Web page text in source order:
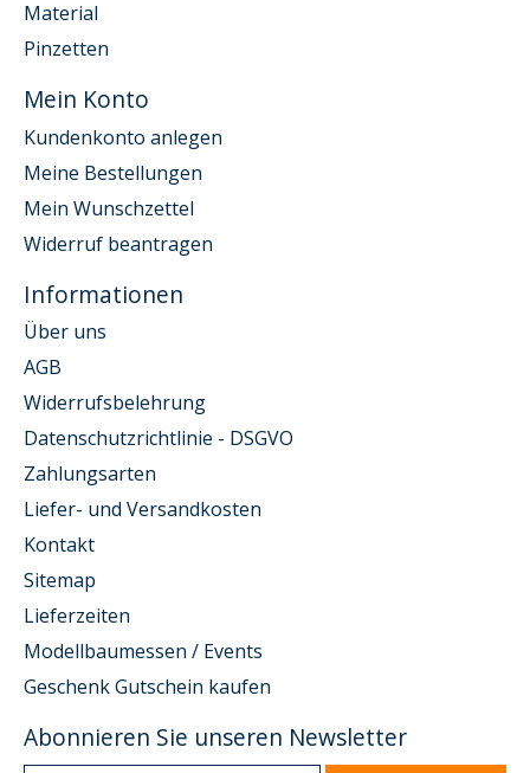
Material
Pinzetten
Mein Konto
Kundenkonto anlegen
Meine Bestellungen
Mein Wunschzettel
Widerruf beantragen
Informationen
Über uns
AGB
Widerrufsbelehrung
Datenschutzrichtlinie - DSGVO
Zahlungsarten
Liefer- und Versandkosten
Kontakt
Sitemap
Lieferzeiten
Modellbaumessen / Events
Geschenk Gutschein kaufen
Abonnieren Sie unseren Newsletter